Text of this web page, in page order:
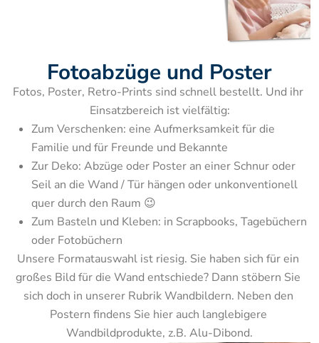
Fotoabzüge und Poster
Fotos, Poster, Retro-Prints sind schnell bestellt. Und ihr
Zum Verschenken: eine Aufmerksamkeit für die
Familie und für Freunde und Bekannte
Zur Deko: Abzüge oder Poster an einer Schnur oder
Seil an die Wand / Tür hängen oder unkonventionell
quer durch den Raum 😉
Zum Basteln und Kleben: in Scrapbooks, Tagebüchern
Unsere Formatauswahl ist riesig. Sie haben sich für ein
großes Bild für die Wand entschiede? Dann stöbern Sie
sich doch in unserer Rubrik Wandbildern. Neben den
Postern findens Sie hier auch langlebigere
Wandbildprodukte, z.B. Alu-Dibond.